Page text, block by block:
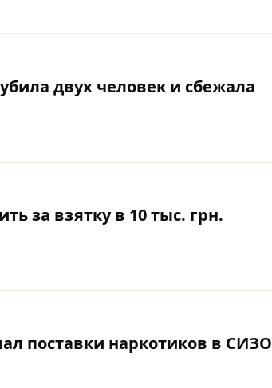
двух человек и сбежала
за взятку в 10 тыс. грн.
поставки наркотиков в СИЗО